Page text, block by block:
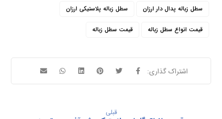
سطل زباله پدال دار ارزان سطل زباله پلاستیکی ارزان
قیمت انواع سطل زباله قیمت سطل زباله
قبلی